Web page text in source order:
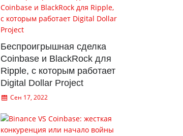
Беспроигрышная сделка
Coinbase и BlackRock для
Ripple, с которым работает
Digital Dollar Project
Сен 17, 2022